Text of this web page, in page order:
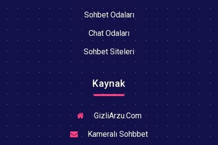
Sohbet Odaları
Chat Odaları
Sohbet Siteleri
Kaynak
GizliArzu.Com
Kameralı Sohbbet